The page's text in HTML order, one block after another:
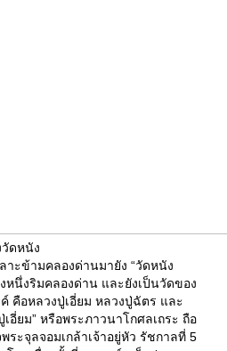
ดหนัง
าะข้ามคลองด่านมายัง “วัดหนัง
หนึ่งริมคลองด่าน และยังเป็นวัดของ
คือหลวงปู่เอี่ยม หลวงปู่ฉัตร และ
อี่ยม” หรือพระภาวนาโกศลเถระ ถือ
ระจุลจอมเกล้าเจ้าอยู่หัว รัชกาลที่ 5